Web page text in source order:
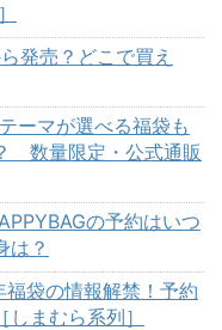
発売？どこで買え
ーマが選べる福袋も
数量限定・公式通販
の予約はいつ
は？
袋の情報解禁！予約
まむら系列］